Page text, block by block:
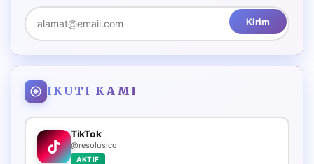
Kirim
IKUTI KAMI
TikTok
@resolusico
AKTIF